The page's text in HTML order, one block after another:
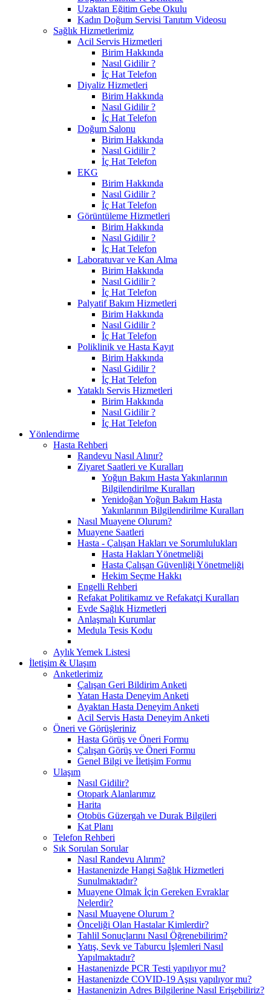
Uzaktan Eğitim Gebe Okulu
Kadın Doğum Servisi Tanıtım Videosu
Sağlık Hizmetlerimiz
Acil Servis Hizmetleri
Birim Hakkında
Nasıl Gidilir ?
İç Hat Telefon
Diyaliz Hizmetleri
Birim Hakkında
Nasıl Gidilir ?
İç Hat Telefon
Doğum Salonu
Birim Hakkında
Nasıl Gidilir ?
İç Hat Telefon
EKG
Birim Hakkında
Nasıl Gidilir ?
İç Hat Telefon
Görüntüleme Hizmetleri
Birim Hakkında
Nasıl Gidilir ?
İç Hat Telefon
Laboratuvar ve Kan Alma
Birim Hakkında
Nasıl Gidilir ?
İç Hat Telefon
Palyatif Bakım Hizmetleri
Birim Hakkında
Nasıl Gidilir ?
İç Hat Telefon
Poliklinik ve Hasta Kayıt
Birim Hakkında
Nasıl Gidilir ?
İç Hat Telefon
Yataklı Servis Hizmetleri
Birim Hakkında
Nasıl Gidilir ?
İç Hat Telefon
Yönlendirme
Hasta Rehberi
Randevu Nasıl Alınır?
Ziyaret Saatleri ve Kuralları
Yoğun Bakım Hasta Yakınlarının
Bilgilendirilme Kuralları
Yenidoğan Yoğun Bakım Hasta
Yakınlarının Bilgilendirilme Kuralları
Nasıl Muayene Olurum?
Muayene Saatleri
Hasta - Çalışan Hakları ve Sorumlulukları
Hasta Hakları Yönetmeliği
Hasta Çalışan Güvenliği Yönetmeliği
Hekim Seçme Hakkı
Engelli Rehberi
Refakat Politikamız ve Refakatçi Kuralları
Evde Sağlık Hizmetleri
Anlaşmalı Kurumlar
Medula Tesis Kodu
Aylık Yemek Listesi
İletişim & Ulaşım
Anketlerimiz
Çalışan Geri Bildirim Anketi
Yatan Hasta Deneyim Anketi
Ayaktan Hasta Deneyim Anketi
Acil Servis Hasta Deneyim Anketi
Öneri ve Görüşleriniz
Hasta Görüş ve Öneri Formu
Çalışan Görüş ve Öneri Formu
Genel Bilgi ve İletişim Formu
Ulaşım
Nasıl Gidilir?
Otopark Alanlarımız
Harita
Otobüs Güzergah ve Durak Bilgileri
Kat Planı
Telefon Rehberi
Sık Sorulan Sorular
Nasıl Randevu Alırım?
Hastanenizde Hangi Sağlık Hizmetleri
Sunulmaktadır?
Muayene Olmak İçin Gereken Evraklar
Nelerdir?
Nasıl Muayene Olurum ?
Önceliği Olan Hastalar Kimlerdir?
Tahlil Sonuçlarını Nasıl Öğrenebilirim?
Yatış, Sevk ve Taburcu İşlemleri Nasıl
Yapılmaktadır?
Hastanenizde PCR Testi yapılıyor mu?
Hastanenizde COVID-19 Aşısı yapılıyor mu?
Hastanenizin Adres Bilgilerine Nasıl Erişebiliriz?